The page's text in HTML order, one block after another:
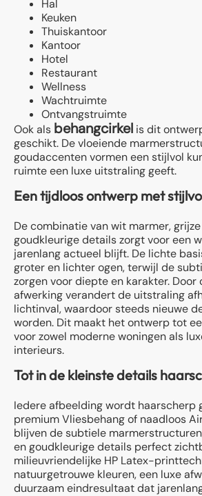
Hal
Keuken
Thuiskantoor
Kantoor
Hotel
Restaurant
Wellness
Wachtruimte
Ontvangstruimte
Ook als behangcirkel is dit
geschikt. De vloeiende
goudaccenten vormen een stijlvol
ruimte een luxe uitstraling geeft.
Een tijdloos ontwerp met
De combinatie van wit marmer,
goudkleurige details zorgt voor een
jarenlang actueel blijft. De lichte
groter en lichter ogen, terwijl de
zorgen voor diepte en karakter. Door
afwerking verandert de uitstraling
lichtinval, waardoor steeds nieuwe
worden. Dit maakt het ontwerp tot
voor zowel moderne woningen als
interieurs.
Tot in de kleinste details
Iedere afbeelding wordt haarscherp
premium Vliesbehang of naadloos
blijven de subtiele
en goudkleurige details perfect
milieuvriendelijke HP Latex-
natuurgetrouwe kleuren, een luxe
duurzaam eindresultaat dat